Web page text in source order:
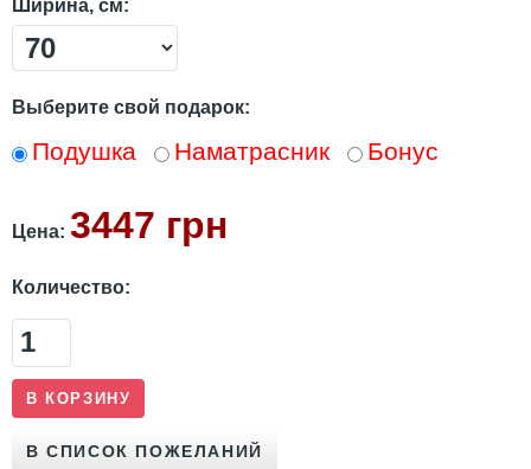
Ширина, см:
Выберите свой подарок:
Подушка Наматрасник Бонус
Цена: 3447 грн
Количество: